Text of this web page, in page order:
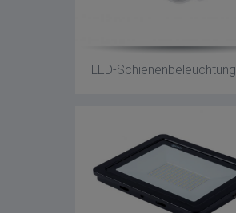
LED-Schienenbeleuchtung